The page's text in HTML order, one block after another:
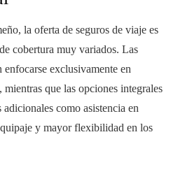
la oferta de seguros de viaje es
cobertura muy variados. Las
enfocarse exclusivamente en
mientras que las opciones integrales
como asistencia en
y mayor flexibilidad en los